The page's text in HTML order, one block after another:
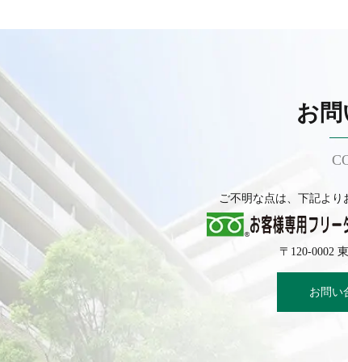
お
ご不明な点は、下記より
〒120-0002
お問い